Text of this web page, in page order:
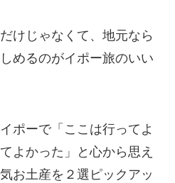
けじゃなくて、地元なら
めるのがイポー旅のいい
ポーで「ここは行ってよ
よかった」と心から思え
お土産を２選ピックアッ